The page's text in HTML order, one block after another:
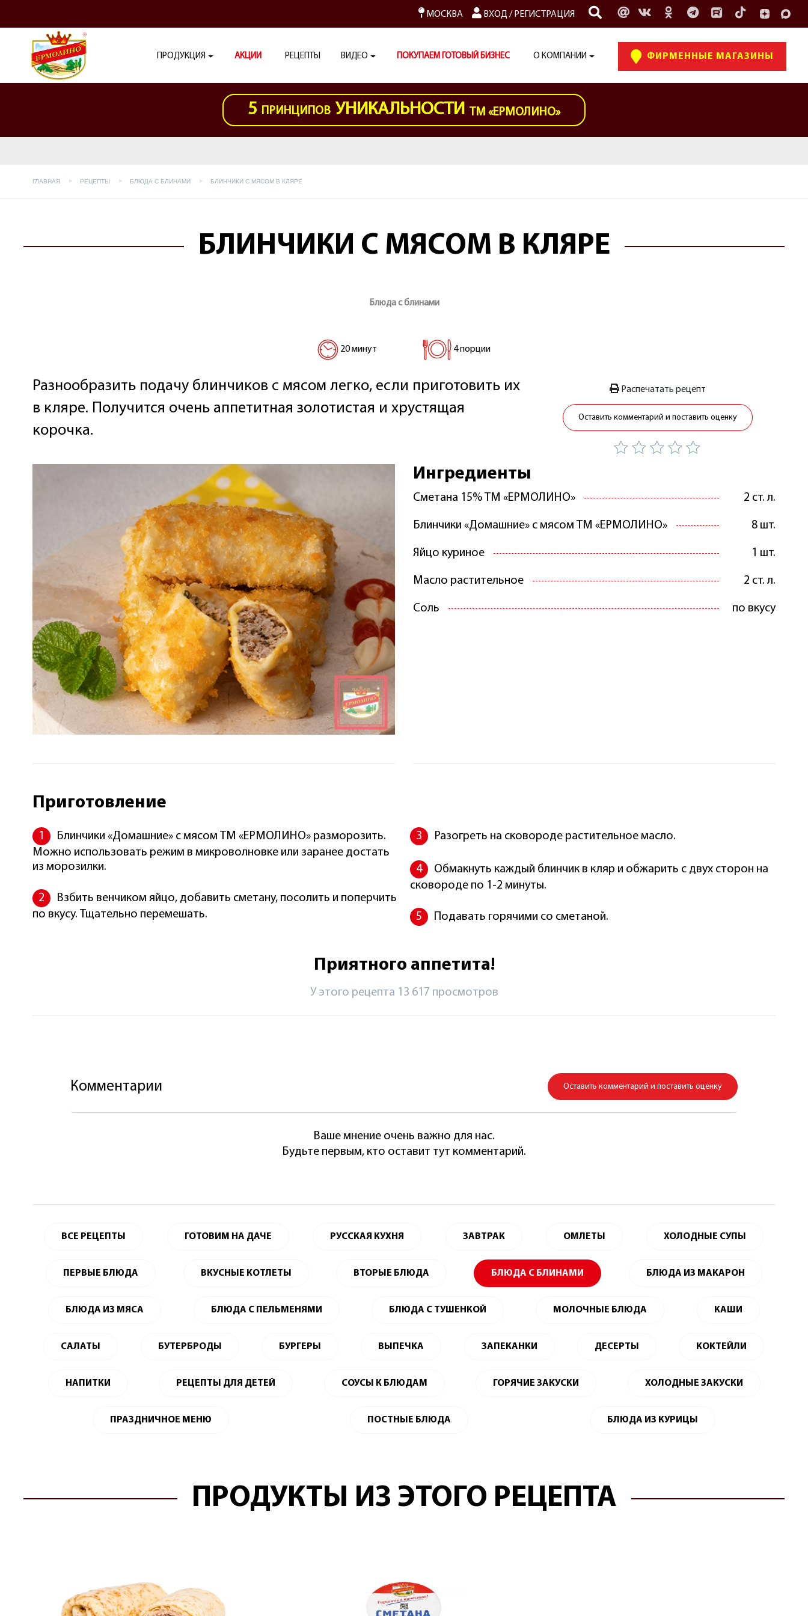
МОСКВА ВХОД/ РЕГИСТРАЦИЯ
ПРОДУКЦИЯ АКЦИИ РЕЦЕПТЫ ВИДЕО ПОКУПАЕМ ГОТОВЫЙ БИЗНЕС О КОМПАНИИ ФИРМЕННЫЕ МАГАЗИНЫ
5 ПРИНЦИПОВ УНИКАЛЬНОСТИ ТМ «ЕРМОЛИНО»
ГЛАВНАЯ РЕЦЕПТЫ БЛЮДА С БЛИНАМИ БЛИНЧИКИ С МЯСОМ В КЛЯРЕ
БЛИНЧИКИ С МЯСОМ В КЛЯРЕ
Блюда с блинами
20 минут 4 порции
Разнообразить подачу блинчиков с мясом легко, если приготовить их
в кляре. Получится очень аппетитная золотистая и хрустящая
корочка.
Распечатать рецепт
Оставить комментарий и поставить оценку
Ингредиенты
Сметана 15% ТМ «ЕРМОЛИНО» 2 ст. л.
Блинчики «Домашние» с мясом ТМ «ЕРМОЛИНО» 8 шт.
Яйцо куриное 1 шт.
Масло растительное 2 ст. л.
Соль по вкусу
Приготовление
Блинчики «Домашние» с мясом ТМ «ЕРМОЛИНО» разморозить.
Можно использовать режим в микроволновке или заранее достать
из морозилки.
Взбить венчиком яйцо, добавить сметану, посолить и поперчить
по вкусу. Тщательно перемешать.
Разогреть на сковороде растительное масло.
Обмакнуть каждый блинчик в кляр и обжарить с двух сторон на
сковороде по 1-2 минуты.
Подавать горячими со сметаной.
Приятного аппетита!
У этого рецепта 13 617 просмотров
Комментарии Оставить комментарий и поставить оценку
Ваше мнение очень важно для нас.
Будьте первым, кто оставит тут комментарий.
ВСЕ РЕЦЕПТЫ ГОТОВИМ НА ДАЧЕ РУССКАЯ КУХНЯ ЗАВТРАК ОМЛЕТЫ ХОЛОДНЫЕ СУПЫ
ПЕРВЫЕ БЛЮДА ВКУСНЫЕ КОТЛЕТЫ ВТОРЫЕ БЛЮДА БЛЮДА С БЛИНАМИ БЛЮДА ИЗ МАКАРОН
БЛЮДА ИЗ МЯСА БЛЮДА С ПЕЛЬМЕНЯМИ БЛЮДА С ТУШЕНКОЙ МОЛОЧНЫЕ БЛЮДА КАШИ
САЛАТЫ БУТЕРБРОДЫ БУРГЕРЫ ВЫПЕЧКА ЗАПЕКАНКИ ДЕСЕРТЫ КОКТЕЙЛИ
НАПИТКИ РЕЦЕПТЫ ДЛЯ ДЕТЕЙ СОУСЫ К БЛЮДАМ ГОРЯЧИЕ ЗАКУСКИ ХОЛОДНЫЕ ЗАКУСКИ
ПРАЗДНИЧНОЕ МЕНЮ ПОСТНЫЕ БЛЮДА БЛЮДА ИЗ КУРИЦЫ
ПРОДУКТЫ ИЗ ЭТОГО РЕЦЕПТА